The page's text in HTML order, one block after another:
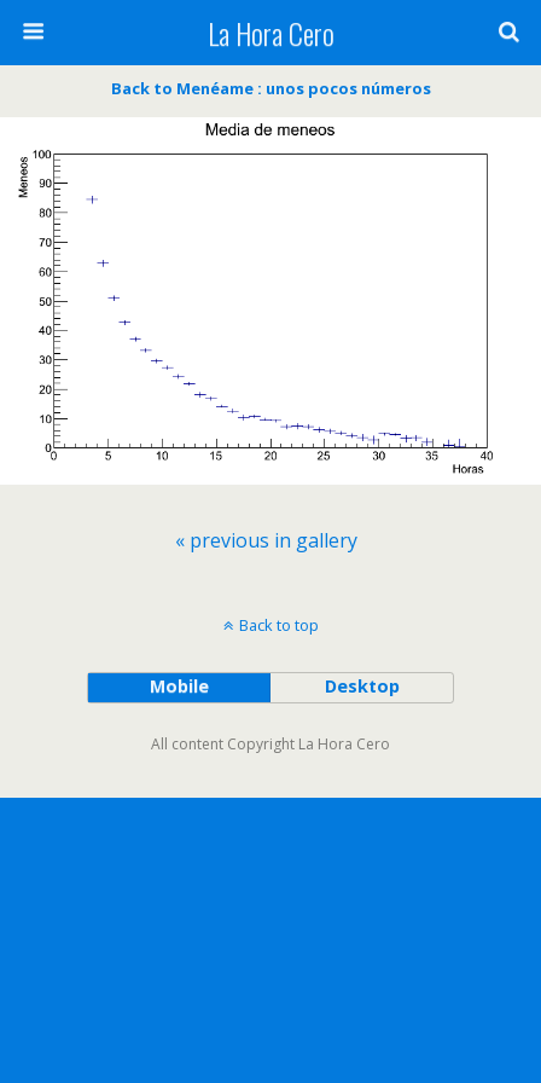
La Hora Cero
Back to Menéame : unos pocos números
« previous in gallery
Back to top
Mobile Desktop
All content Copyright La Hora Cero